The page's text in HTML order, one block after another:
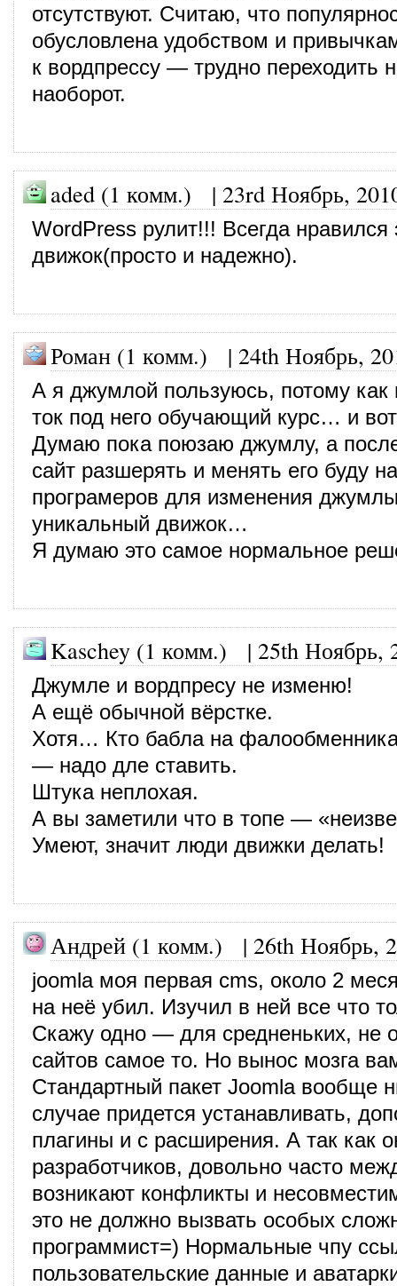
отсутствуют. Считаю, что
обусловлена удобством и
к вордпрессу — трудно переходить
наоборот.
aded (1 комм.) | 23rd Ноябрь,
WordPress рулит!!! Всегда нравился
движок(просто и надежно).
Роман (1 комм.) | 24th Ноябрь,
А я джумлой пользуюсь, потому как
ток под него обучающий курс… и
Думаю пока поюзаю джумлу, а
сайт разшерять и менять его буду
програмеров для изменения
уникальный движок…
Я думаю это самое нормальное
Kaschey (1 комм.) | 25th Ноябрь,
Джумле и вордпресу не изменю!
А ещё обычной вёрстке.
Хотя… Кто бабла на
— надо дле ставить.
Штука неплохая.
А вы заметили что в топе —
Умеют, значит люди движки делать!
Андрей (1 комм.) | 26th Ноябрь,
joomla моя первая cms, около 2
на неё убил. Изучил в ней все что
Скажу одно — для средненьких, не
сайтов самое то. Но вынос мозга
Стандартный пакет Joomla
случае придется устанавливать,
плагины и с расширения. А так как
разработчиков, довольно часто
возникают конфликты и
это не должно вызвать особых
программист=) Нормальные чпу
пользовательские данные и